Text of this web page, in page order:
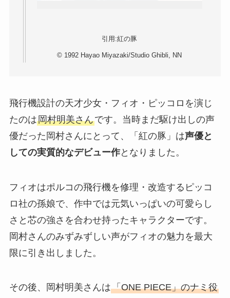
引用:紅の豚
© 1992 Hayao Miyazaki/Studio Ghibli, NN
飛行機設計の天才少女・フィオ・ピッコロを演じ
たのは岡村明美さんです。当時まだ駆け出しの声
優だった岡村さんにとって、「紅の豚」は声優と
しての実質的なデビュー作となりました。
フィオはポルコの飛行機を修理・改造するピッコ
ロ社の孫娘で、作中では元気いっぱいの可愛らし
さと芯の強さを合わせ持ったキャラクターです。
岡村さんのみずみずしい声がフィオの魅力を最大
限に引き出しました。
その後、岡村明美さんは「ONE PIECE」のナミ役